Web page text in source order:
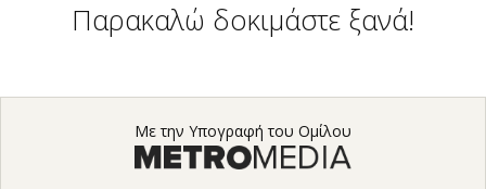
Παρακαλώ δοκιμάστε ξανά!
Με την Υπογραφή του Ομίλου